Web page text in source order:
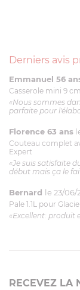
Derniers avis
Emmanuel 56
Casserole mini 9
«Nous sommes
parfaite pour
Florence 63 ans
Couteau complet
Expert
«Je suis satisfaite
début mais ça le
Bernard le 23/06/
Pale 1.1L pour
«Excellent: produit
RECEVEZ LA